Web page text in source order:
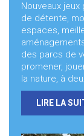
Nouveaux
de détente,
espaces,
des parcs de
promener,
la nature, à
LIRE LA